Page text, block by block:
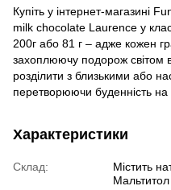
Купіть у інтернет-магазині
milk chocolate Laurence у
200г або 81 г – адже кожен
захоплюючу подорож світом
розділити з близькими або
перетворюючи буденність на
Характеристики
Склад:
Містить
Мальтитол